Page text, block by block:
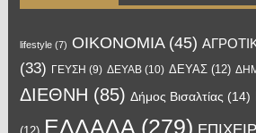
lifestyle(7) OIKONOMIA(45)
(33) ΓΕΥΣΗ (9) ΔΕΥΑΒ(10) ΔΕΥΑΣ(12)
ΔΙΕΘΝΗ (85) Δήμος Βισαλτίας (14)
ΕΛΛΑΔΑ(279)